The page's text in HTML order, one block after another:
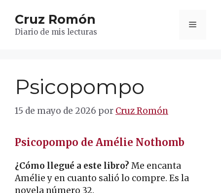
contenido
Cruz Romón
Diario de mis lecturas
Menú
Psicopompo
15 de mayo de 2026 por Cruz Romón
Psicopompo de Amélie Nothomb
¿Cómo llegué a este libro? Me encanta
Amélie y en cuanto salió lo compre. Es la
novela número 32.